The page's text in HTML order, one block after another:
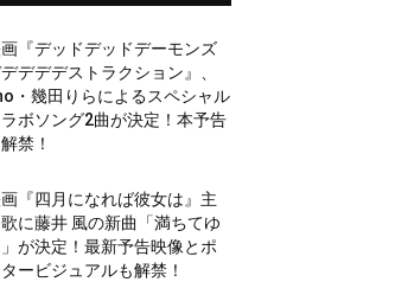
『デッドデッドデーモンズ
デデデストラクション』、
・幾田りらによるスペシャル
ラボソング2曲が決定！本予告
禁！
『四月になれば彼女は』主
に藤井 風の新曲「満ちてゆ
」が決定！最新予告映像とポ
ービジュアルも解禁！